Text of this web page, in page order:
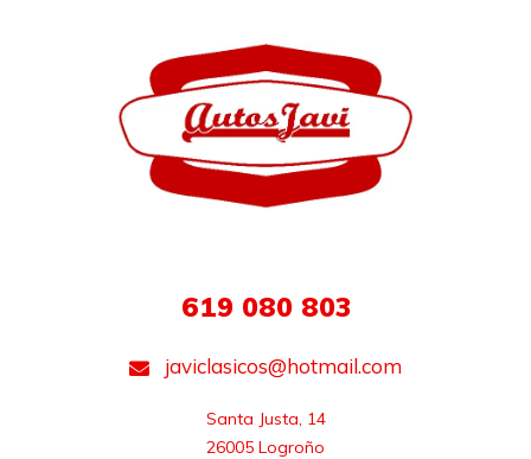
619 080 803
javiclasicos@hotmail.com
Santa Justa, 14
26005 Logroño